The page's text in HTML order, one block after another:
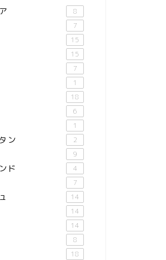
8
7
15
15
7
1
18
6
1
ン 2
9
ド 4
7
14
14
14
8
18